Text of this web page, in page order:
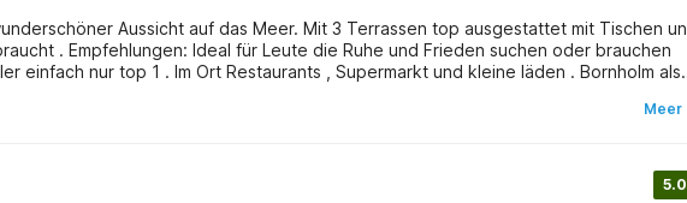
Aussicht auf das Meer. Mit 3 Terrassen top ausgestattet mit Tischen
. Empfehlungen: Ideal für Leute die Ruhe und Frieden suchen oder brauchen
einfach nur top 1 . Im Ort Restaurants , Supermarkt und kleine läden . Bornholm als
Meer
5.0